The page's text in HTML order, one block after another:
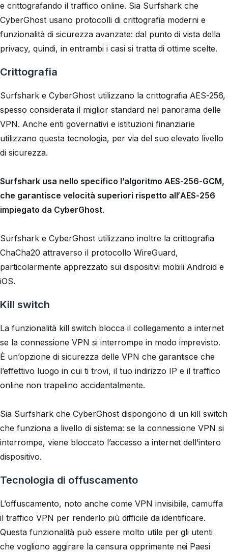
e crittografando il traffico online. Sia Surfshark che
CyberGhost usano protocolli di crittografia moderni e
funzionalità di sicurezza avanzate: dal punto di vista della
privacy, quindi, in entrambi i casi si tratta di ottime scelte.
Crittografia
Surfshark e CyberGhost utilizzano la crittografia AES-256,
spesso considerata il miglior standard nel panorama delle
VPN. Anche enti governativi e istituzioni finanziarie
utilizzano questa tecnologia, per via del suo elevato livello
di sicurezza.
Surfshark usa nello specifico l’algoritmo AES-256-GCM,
che garantisce velocità superiori rispetto all’AES-256
impiegato da CyberGhost.
Surfshark e CyberGhost utilizzano inoltre la crittografia
ChaCha20 attraverso il protocollo WireGuard,
particolarmente apprezzato sui dispositivi mobili Android e
iOS.
Kill switch
La funzionalità kill switch blocca il collegamento a internet
se la connessione VPN si interrompe in modo imprevisto.
È un’opzione di sicurezza delle VPN che garantisce che
l’effettivo luogo in cui ti trovi, il tuo indirizzo IP e il traffico
online non trapelino accidentalmente.
Sia Surfshark che CyberGhost dispongono di un kill switch
che funziona a livello di sistema: se la connessione VPN si
interrompe, viene bloccato l’accesso a internet dell’intero
dispositivo.
Tecnologia di offuscamento
L’offuscamento, noto anche come VPN invisibile, camuffa
il traffico VPN per renderlo più difficile da identificare.
Questa funzionalità può essere molto utile per gli utenti
che vogliono aggirare la censura opprimente nei Paesi